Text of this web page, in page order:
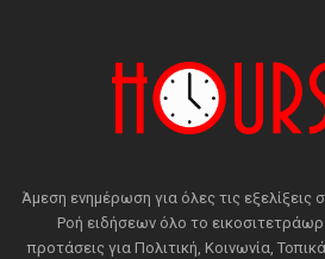
Άμεση ενημέρωση για όλες τις εξελίξεις
Ροή ειδήσεων όλο το
προτάσεις για Πολιτική, Κοινωνία,